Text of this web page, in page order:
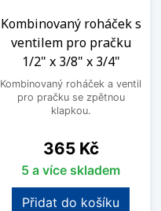
Kombinovaný roháček s
ventilem pro pračku
1/2" x 3/8" x 3/4"
Kombinovaný roháček a ventil
pro pračku se zpětnou
klapkou.
Cena
365 Kč
5 a více skladem
Přidat do košíku